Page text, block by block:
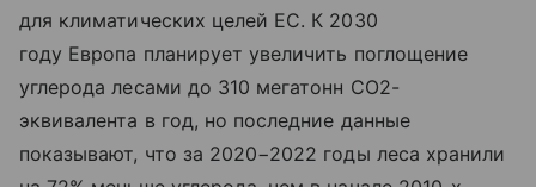
для климатических целей ЕС. К 2030
году Европа планирует увеличить поглощение
углерода лесами до 310 мегатонн CO2-
эквивалента в год, но последние данные
показывают, что за 2020−2022 годы леса хранили